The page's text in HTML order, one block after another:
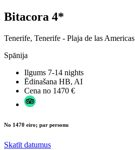
Bitacora 4*
Tenerife, Tenerife - Plaja de las Americas
Spānija
Ilgums 7-14 nights
Ēdinašana HB, AI
Cena no 1470 €
No 1470 eiro; par personu
Skatīt datumus